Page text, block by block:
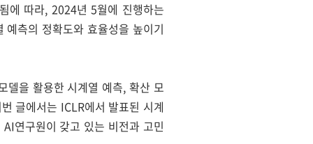
에 따라, 2024년 5월에 진행하는
측의 정확도와 효율성을 높이기
델을 활용한 시계열 예측, 확산 모
글에서는 ICLR에서 발표된 시계
연구원이 갖고 있는 비전과 고민